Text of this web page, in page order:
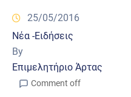
25/05/2016
Νέα -Ειδήσεις
By
Επιμελητήριο Άρτας
Comment off